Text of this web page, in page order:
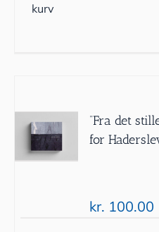
kurv
”Fra det
for
kr. 100.00